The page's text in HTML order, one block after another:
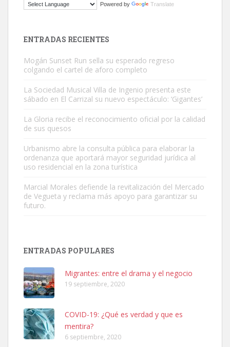
El ayuntamiento se va a llevar a Los Gatos callejeros de la zona los
Este gato macho ha aparecido en la calle hace menos de un mes,
Leales.org » Gran Canaria | 9.7.2025
Leales.org » Gran Canaria
Powered by Translate
ENTRADAS RECIENTES
Mogán Sunset Run sella su esperado regreso
colgando el cartel de aforo completo
La Sociedad Musical Villa de Ingenio presenta este
sábado en El Carrizal su nuevo espectáculo: ‘Gigantes’
La Gloria recibe el reconocimiento oficial por la calidad
de sus quesos
Urbanismo abre la consulta pública para elaborar la
ordenanza que aportará mayor seguridad jurídica al
uso residencial en la zona turística
Marcial Morales defiende la revitalización del Mercado
de Vegueta y reclama más apoyo para garantizar su
futuro.
ENTRADAS POPULARES
Migrantes: entre el drama y el negocio
19 septiembre, 2020
COVID-19: ¿Qué es verdad y que es
mentira?
6 septiembre, 2020